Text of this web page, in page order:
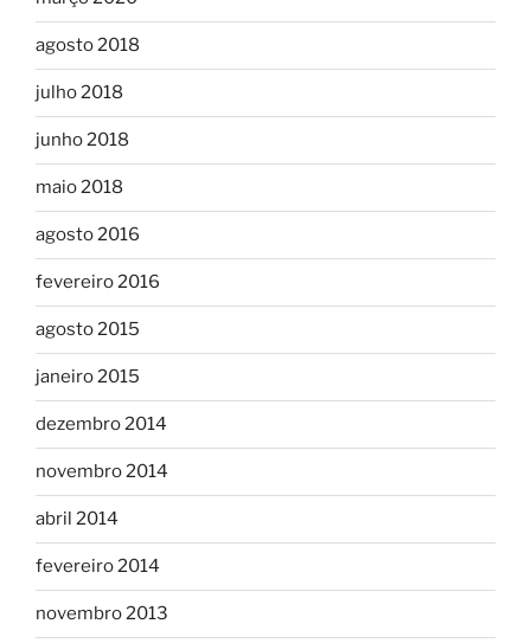
agosto 2018
julho 2018
junho 2018
maio 2018
agosto 2016
fevereiro 2016
agosto 2015
janeiro 2015
dezembro 2014
novembro 2014
abril 2014
fevereiro 2014
novembro 2013